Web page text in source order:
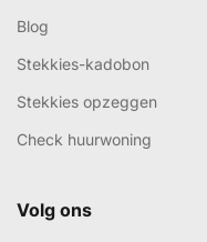
Blog
Stekkies-kadobon
Stekkies opzeggen
Check huurwoning
Volg ons